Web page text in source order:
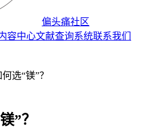
偏头痛社区
容中心文献查询系统联系我们
选“镁”？
”？